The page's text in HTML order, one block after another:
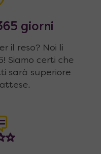
giorni
il reso? Noi li
Siamo certi che
sarà superiore